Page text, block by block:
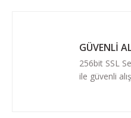
GÜVENLİ
256bit SSL
ile güvenli